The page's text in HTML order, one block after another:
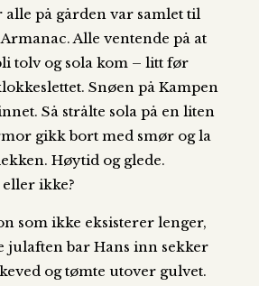
på gården var samlet til
Alle ventende på at
tolv og sola kom – litt før
Snøen på Kampen
Så strålte sola på en liten
gikk bort med smør og la
Høytid og glede.
ikke?
som ikke eksisterer lenger,
julaften bar Hans inn sekker
og tømte utover gulvet.